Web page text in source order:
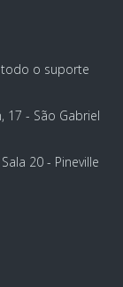
todo o suporte
17 - São Gabriel
20 - Pineville